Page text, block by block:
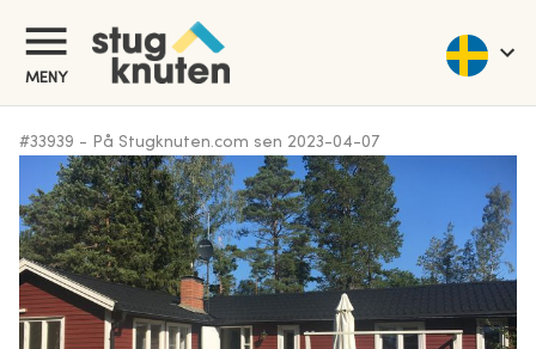
MENY
#33939 - På Stugknuten.com sen 2023-04-07